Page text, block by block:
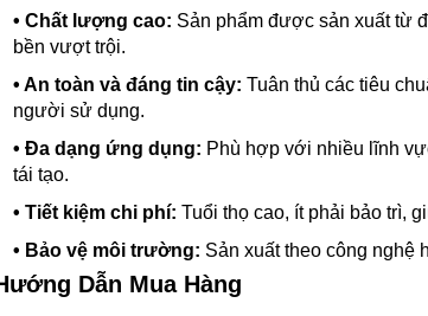
• Chất lượng cao: Sản phẩm được sản xuất từ
bền vượt trội.
• An toàn và đáng tin cậy: Tuân thủ các tiêu
người sử dụng.
• Đa dạng ứng dụng: Phù hợp với nhiều lĩnh
tái tạo.
• Tiết kiệm chi phí: Tuổi thọ cao, ít phải bảo trì,
• Bảo vệ môi trường: Sản xuất theo công nghệ
Dẫn Mua Hàng